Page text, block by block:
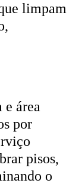
limpam
e área
por
pisos,
o